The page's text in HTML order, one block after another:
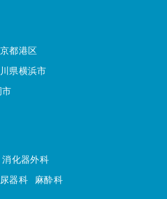
都港区
県横浜市
市
消化器外科
器科
麻酔科